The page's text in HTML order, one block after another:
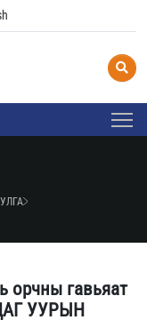
орчны гавьяат
УУРЫН